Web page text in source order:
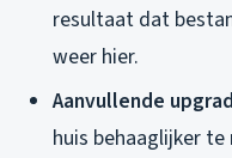
resultaat dat
weer hier.
Aanvullende
huis behaaglijker